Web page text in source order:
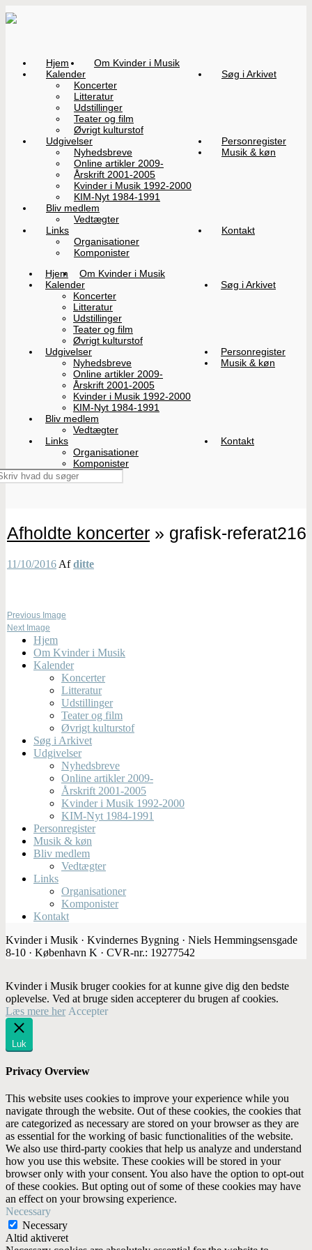
Hjem
Om Kvinder i Musik
Kalender
Koncerter
Litteratur
Udstillinger
Teater og film
Øvrigt kulturstof
Søg i Arkivet
Udgivelser
Nyhedsbreve
Online artikler 2009-
Årskrift 2001-2005
Kvinder i Musik 1992-2000
KIM-Nyt 1984-1991
Personregister
Musik & køn
Bliv medlem
Vedtægter
Links
Organisationer
Komponister
Kontakt
Hjem
Om Kvinder i Musik
Kalender
Koncerter
Litteratur
Udstillinger
Teater og film
Øvrigt kulturstof
Søg i Arkivet
Udgivelser
Nyhedsbreve
Online artikler 2009-
Årskrift 2001-2005
Kvinder i Musik 1992-2000
KIM-Nyt 1984-1991
Personregister
Musik & køn
Bliv medlem
Vedtægter
Links
Organisationer
Komponister
Kontakt
Afholdte koncerter » grafisk-referat216
11/10/2016 Afditte
Previous Image
Next Image
Hjem
Om Kvinder i Musik
Kalender
Koncerter
Litteratur
Udstillinger
Teater og film
Øvrigt kulturstof
Søg i Arkivet
Udgivelser
Nyhedsbreve
Online artikler 2009-
Årskrift 2001-2005
Kvinder i Musik 1992-2000
KIM-Nyt 1984-1991
Personregister
Musik & køn
Bliv medlem
Vedtægter
Links
Organisationer
Komponister
Kontakt
Kvinder i Musik · Kvindernes Bygning · Niels Hemmingsensgade
8-10 · København K · CVR-nr.: 19277542
Kvinder i Musik bruger cookies for at kunne give dig den bedste
oplevelse. Ved at bruge siden accepterer du brugen af cookies.
Læs mere her Accepter
Luk
Privacy Overview
This website uses cookies to improve your experience while you
navigate through the website. Out of these cookies, the cookies that
are categorized as necessary are stored on your browser as they are
as essential for the working of basic functionalities of the website.
We also use third-party cookies that help us analyze and understand
how you use this website. These cookies will be stored in your
browser only with your consent. You also have the option to opt-out
of these cookies. But opting out of some of these cookies may have
an effect on your browsing experience.
Necessary
Necessary
Altid aktiveret